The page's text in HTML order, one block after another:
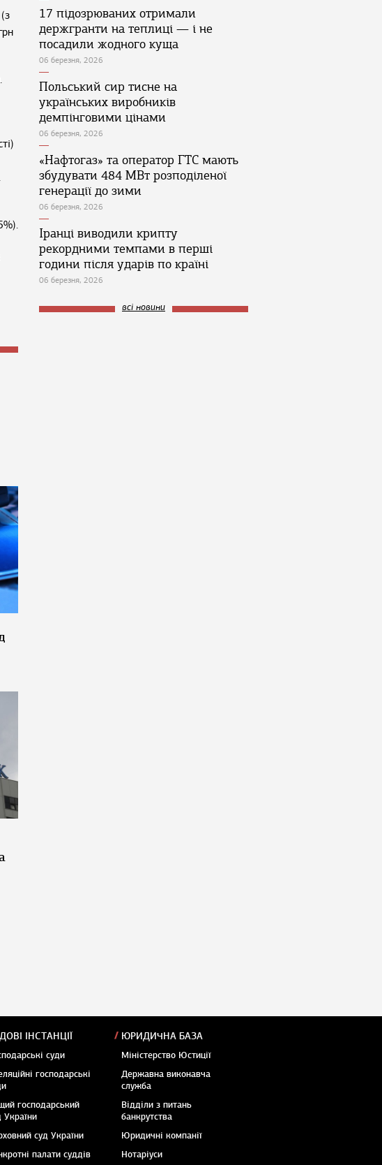
17 підозрюваних отримали
держгранти на теплиці — і не
посадили жодного куща
06 березня, 2026
Польський сир тисне на
українських виробників
демпінговими цінами
06 березня, 2026
«Нафтогаз» та оператор ГТС мають
збудувати 484 МВт розподіленої
генерації до зими
06 березня, 2026
Іранці виводили крипту
рекордними темпами в перші
години після ударів по країні
06 березня, 2026
всі новини
ІНСТАНЦІЇ
суди
господарські
господарський
України
суд України
палати суддів
ЮРИДИЧНА БАЗА
Міністерство Юстиції
Державна виконавча
служба
Відділи з питань
банкрутства
Юридичні компанії
Нотаріуси